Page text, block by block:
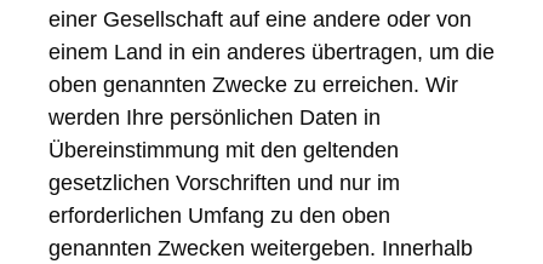
einer Gesellschaft auf eine andere oder von
einem Land in ein anderes übertragen, um die
oben genannten Zwecke zu erreichen. Wir
werden Ihre persönlichen Daten in
Übereinstimmung mit den geltenden
gesetzlichen Vorschriften und nur im
erforderlichen Umfang zu den oben
genannten Zwecken weitergeben. Innerhalb